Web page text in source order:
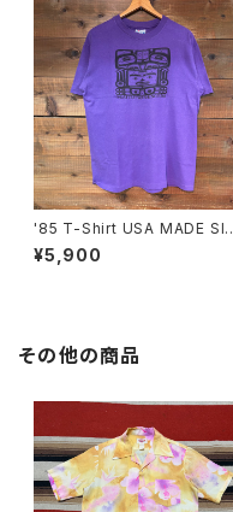
'85 T-Shirt USA MADE SIZ
E:L
¥5,900
その他の商品